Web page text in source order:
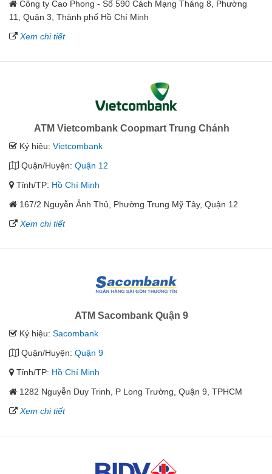
Công ty Cao Phong - Số 590 Cách Mạng Tháng 8, Phường
11, Quận 3, Thành phố Hồ Chí Minh
Xem chi tiết
ATM Vietcombank Coopmart Trung Chánh
Ký hiệu: Vietcombank
Quận/Huyện: Quận 12
Tỉnh/TP: Hồ Chí Minh
167/2 Nguyễn Ảnh Thủ, Phường Trung Mỹ Tây, Quận 12
Xem chi tiết
ATM Sacombank Quận 9
Ký hiệu: Sacombank
Quận/Huyện: Quận 9
Tỉnh/TP: Hồ Chí Minh
1282 Nguyễn Duy Trinh, P Long Trường, Quận 9, TPHCM
Xem chi tiết